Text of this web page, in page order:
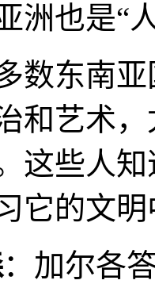
洲也是“
数东南
和艺术
这些人
它的文
：加尔各